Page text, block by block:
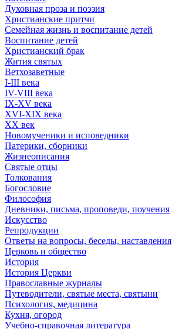
Духовная проза и поэзия
Христианские притчи
Семейная жизнь и воспитание детей
Воспитание детей
Христианский брак
Жития святых
Ветхозаветные
I-III века
IV-VIII века
IX-XV века
XVI-XIX века
XX век
Новомученики и исповедники
Патерики, сборники
Жизнеописания
Святые отцы
Толкования
Богословие
Философия
Дневники, письма, проповеди, поучения
Искусство
Репродукции
Ответы на вопросы, беседы, наставления
Церковь и общество
История
История Церкви
Православные журналы
Путеводители, святые места, святыни
Психология, медицина
Кухня, огород
Учебно-справочная литература